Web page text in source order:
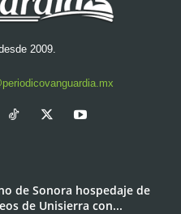
2009.
de Sonora hospedaje de
de Unisierra con...